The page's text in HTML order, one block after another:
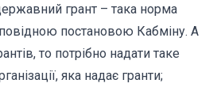
грант – така норма
постановою Кабміну. А
то потрібно надати таке
яка надає гранти;